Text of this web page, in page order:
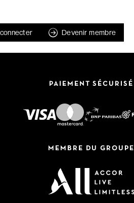
Devenir membre
PAIEMENT SÉCURISÉ
MEMBRE DU GROUPE